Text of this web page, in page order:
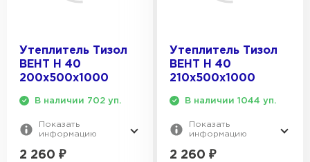
Утеплитель Тизол
ВЕНТ Н 40
200х500х1000
В наличии 702 уп.
Показать
информацию
2 260 ₽
Утеплитель Тизол
ВЕНТ Н 40
210х500х1000
В наличии 1044 уп.
Показать
информацию
2 260 ₽